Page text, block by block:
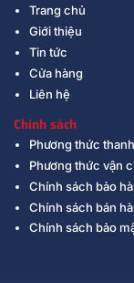
Trang chủ
Giới thiệu
Tin tức
Cửa hàng
Liên hệ
Chính sách
Phương thức
Phương thức vận
Chính sách bảo
Chính sách bán
Chính sách bảo